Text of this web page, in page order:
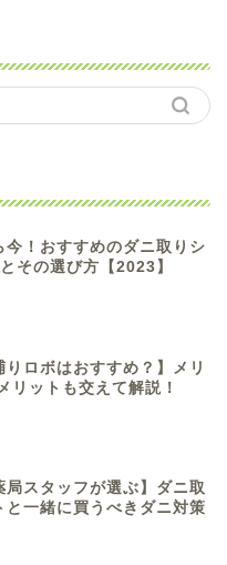
今！おすすめのダニ取りシ
その選び方【2023】
りロボはおすすめ？】メリ
リットも交えて解説！
局スタッフが選ぶ】ダニ取
と一緒に買うべきダニ対策